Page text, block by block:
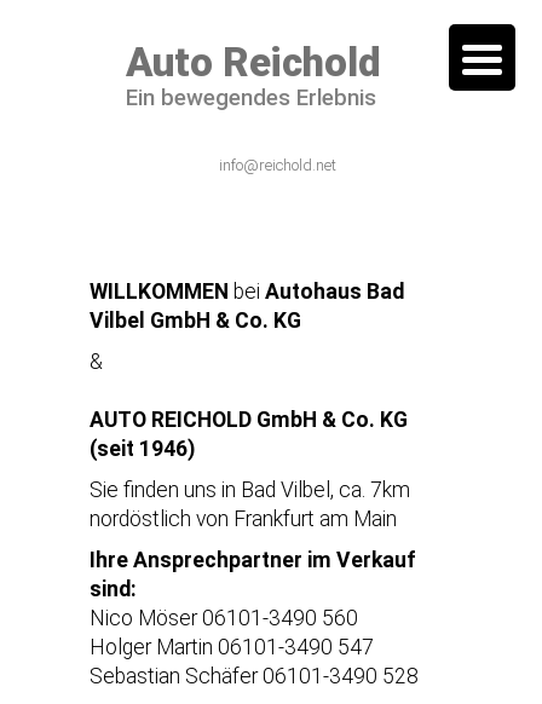
Auto Reichold
Ein bewegendes Erlebnis
info@reichold.net
WILLKOMMEN bei Autohaus Bad
Vilbel GmbH & Co. KG
&
AUTO REICHOLD GmbH & Co. KG
(seit 1946)
Sie finden uns in Bad Vilbel, ca. 7km
nordöstlich von Frankfurt am Main
Ihre Ansprechpartner im Verkauf
sind:
Nico Möser 06101-3490 560
Holger Martin 06101-3490 547
Sebastian Schäfer 06101-3490 528